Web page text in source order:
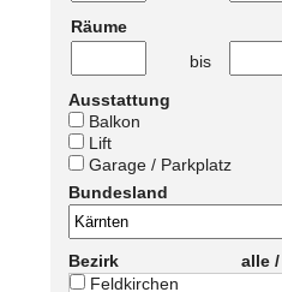
Räume
bis
Ausstattung
Balkon
Lift
Garage / Parkplatz
Bundesland
Bezirk alle
Feldkirchen